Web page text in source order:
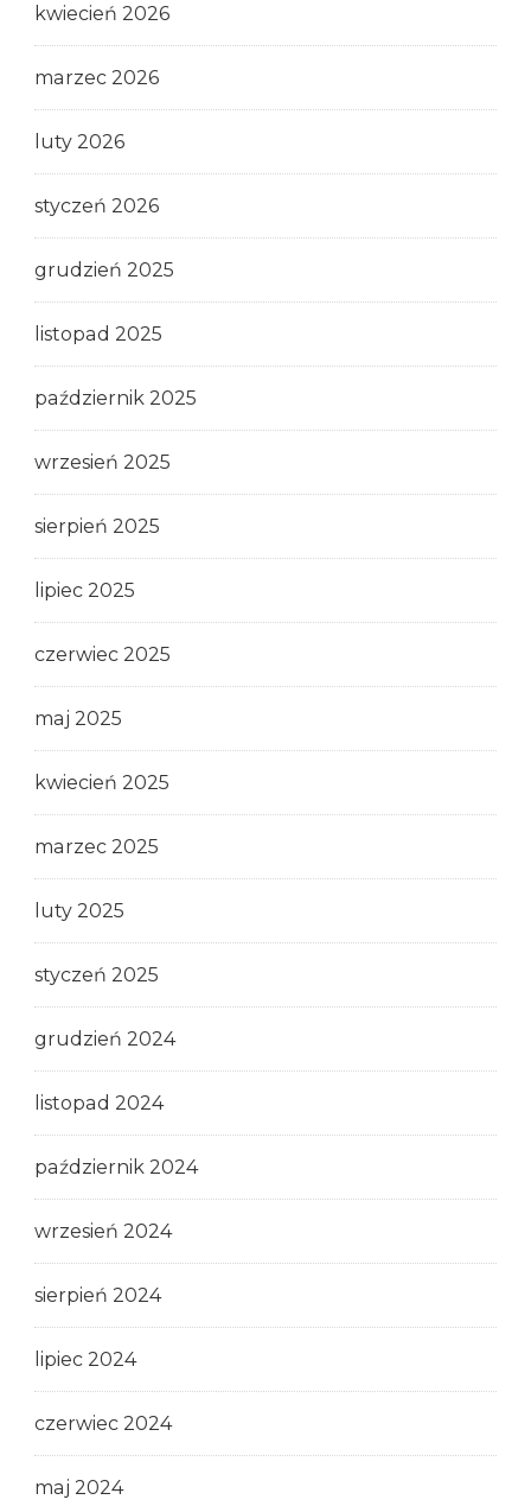
kwiecień 2026
marzec 2026
luty 2026
styczeń 2026
grudzień 2025
listopad 2025
październik 2025
wrzesień 2025
sierpień 2025
lipiec 2025
czerwiec 2025
maj 2025
kwiecień 2025
marzec 2025
luty 2025
styczeń 2025
grudzień 2024
listopad 2024
październik 2024
wrzesień 2024
sierpień 2024
lipiec 2024
czerwiec 2024
maj 2024